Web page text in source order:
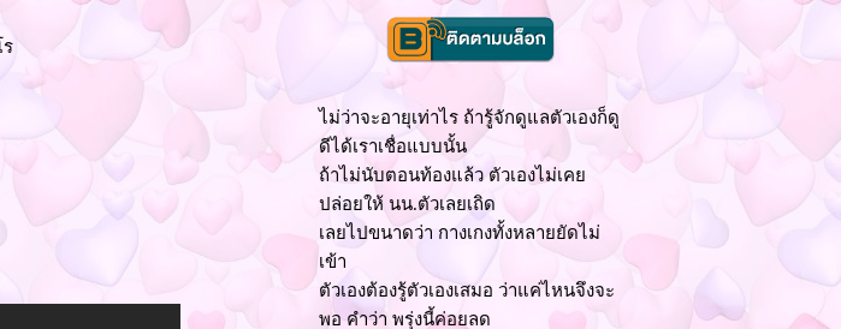
ไม่ว่าจะอายุเท่าไร ถ้ารู้จักดูแลตัวเองก็ดู
ดีได้เราเชื่อแบบนั้น
ถ้าไม่นับตอนท้องแล้ว ตัวเองไม่เค
ปล่อยให้ นน.ตัวเลยเถิด
เลยไปขนาดว่า กางเกงทั้งหลายยัดไม่
เข้า
ตัวเองต้องรู้ตัวเองเสมอ ว่าแค่ไหนจึงจะ
พอ คำว่า พรุ่งนี้ค่อยลด